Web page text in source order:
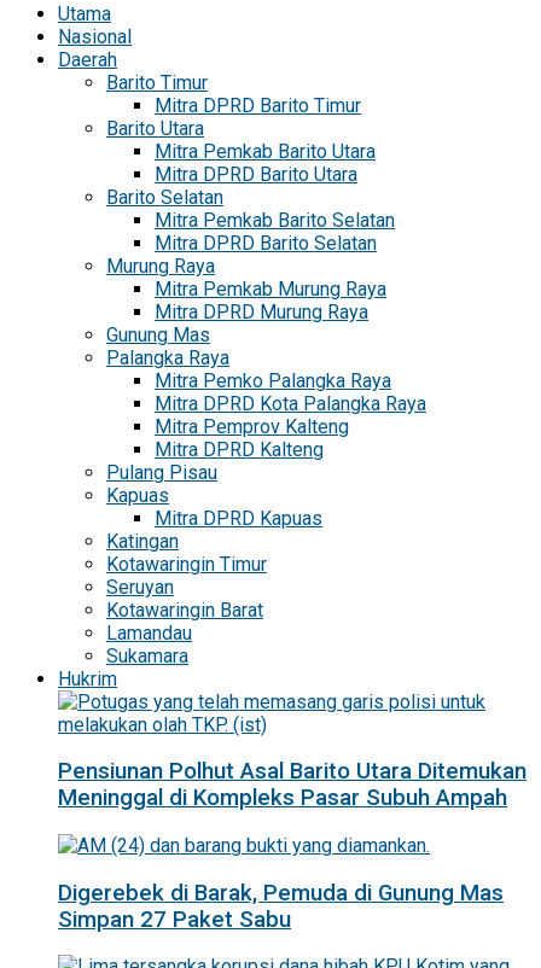
Utama
Nasional
Daerah
Barito Timur
Mitra DPRD Barito Timur
Barito Utara
Mitra Pemkab Barito Utara
Mitra DPRD Barito Utara
Barito Selatan
Mitra Pemkab Barito Selatan
Mitra DPRD Barito Selatan
Murung Raya
Mitra Pemkab Murung Raya
Mitra DPRD Murung Raya
Gunung Mas
Palangka Raya
Mitra Pemko Palangka Raya
Mitra DPRD Kota Palangka Raya
Mitra Pemprov Kalteng
Mitra DPRD Kalteng
Pulang Pisau
Kapuas
Mitra DPRD Kapuas
Katingan
Kotawaringin Timur
Seruyan
Kotawaringin Barat
Lamandau
Sukamara
Hukrim
Pensiunan Polhut Asal Barito Utara Ditemukan
Meninggal di Kompleks Pasar Subuh Ampah
Digerebek di Barak, Pemuda di Gunung Mas
Simpan 27 Paket Sabu